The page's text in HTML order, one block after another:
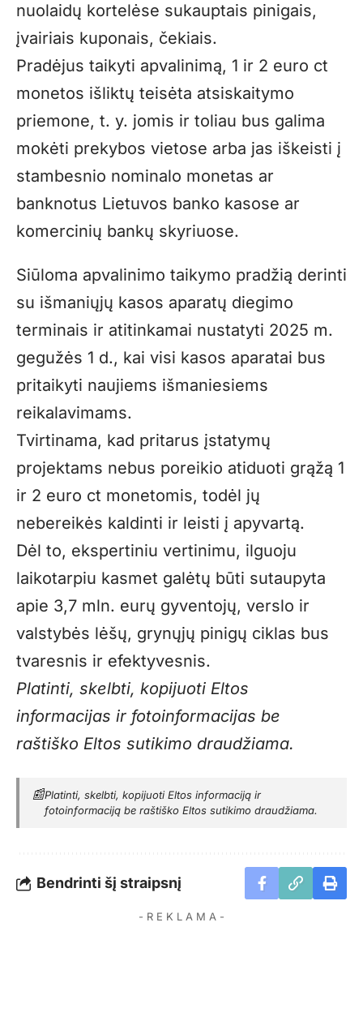
nuolaidų kortelėse sukauptais pinigais,
įvairiais kuponais, čekiais.
Pradėjus taikyti apvalinimą, 1 ir 2 euro ct
monetos išliktų teisėta atsiskaitymo
priemone, t. y. jomis ir toliau bus galima
mokėti prekybos vietose arba jas iškeisti į
stambesnio nominalo monetas ar
banknotus Lietuvos banko kasose ar
komercinių bankų skyriuose.
Siūloma apvalinimo taikymo pradžią derinti
su išmaniųjų kasos aparatų diegimo
terminais ir atitinkamai nustatyti 2025 m.
gegužės 1 d., kai visi kasos aparatai bus
pritaikyti naujiems išmaniesiems
reikalavimams.
Tvirtinama, kad pritarus įstatymų
projektams nebus poreikio atiduoti grąžą 1
ir 2 euro ct monetomis, todėl jų
nebereikės kaldinti ir leisti į apyvartą.
Dėl to, ekspertiniu vertinimu, ilguoju
laikotarpiu kasmet galėtų būti sutaupyta
apie 3,7 mln. eurų gyventojų, verslo ir
valstybės lėšų, grynųjų pinigų ciklas bus
tvaresnis ir efektyvesnis.
Platinti, skelbti, kopijuoti Eltos
informacijas ir fotoinformacijas be
raštiško Eltos sutikimo draudžiama.
📰Platinti, skelbti, kopijuoti Eltos informaciją ir
fotoinformaciją be raštiško Eltos sutikimo draudžiama.
Bendrinti šį straipsnį
- R E K L A M A -